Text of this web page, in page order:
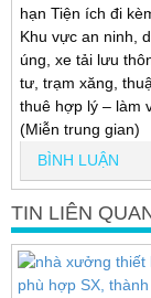
hạn Tiện ích đi
Khu vực an ninh,
úng, xe tải lưu
tư, trạm xăng,
thuê hợp lý – làm
(Miễn trung gian)
BÌNH LUẬN
TIN LIÊN